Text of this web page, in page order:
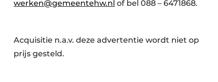
werken@gemeentehw.nl of bel 088 – 6471868.
Acquisitie n.a.v. deze advertentie wordt niet op
prijs gesteld.